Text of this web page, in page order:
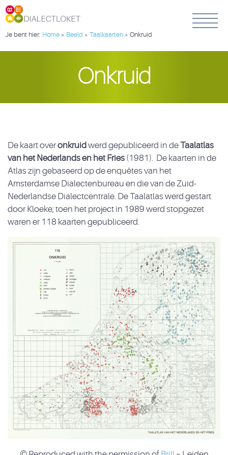
Je bent hier: Home » Beeld » Taalkaarten » Onkruid
Onkruid
De kaart overonkruidwerd gepubliceerd in deTaalatlas
van het Nederlands en het Fries (1981). De kaarten in de
Atlas zijn gebaseerd op de enquêtes van het
Amsterdamse Dialectenbureau en die van de Zuid-
Nederlandse Dialectcentrale. De Taalatlas werd gestart
door Kloeke; toen het project in 1989 werd stopgezet
waren er 118 kaarten gepubliceerd.